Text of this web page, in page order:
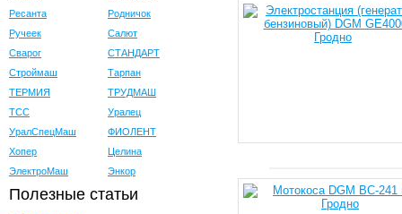
Ресанта
Родничок
Ручеек
Салют
Сварог
СТАНДАРТ
Строймаш
Тарпан
ТЕРМИЯ
ТРУДМАШ
ТСС
Уралец
УралСпецМаш
ФИОЛЕНТ
Хопер
Целина
ЭлектроМаш
Энкор
Полезные статьи